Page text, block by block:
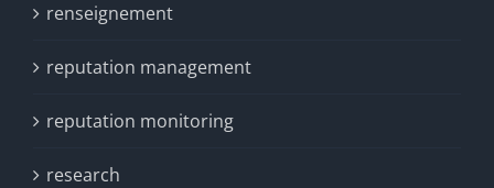
renseignement
reputation management
reputation monitoring
research